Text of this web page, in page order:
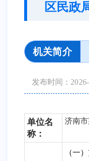
区民政
机关简介
发布时间：
单位名
称：
济南市
（一